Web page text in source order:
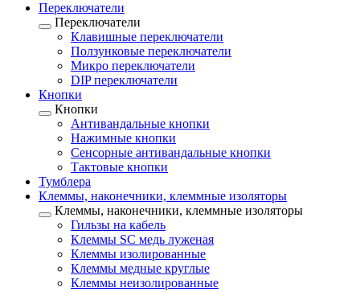
Переключатели
Переключатели
Клавишные переключатели
Ползунковые переключатели
Микро переключатели
DIP переключатели
Кнопки
Кнопки
Антивандальные кнопки
Нажимные кнопки
Сенсорные антивандальные кнопки
Тактовые кнопки
Тумблера
Клеммы, наконечники, клеммные изоляторы
Клеммы, наконечники, клеммные изоляторы
Гильзы на кабель
Клеммы SC медь луженая
Клеммы изолированные
Клеммы медные круглые
Клеммы неизолированные